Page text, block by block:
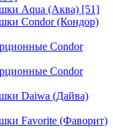
Aqua (Аква) [51]
Condor (Кондор)
Condor
Condor
Daiwa (Дайва)
Favorite (Фаворит)